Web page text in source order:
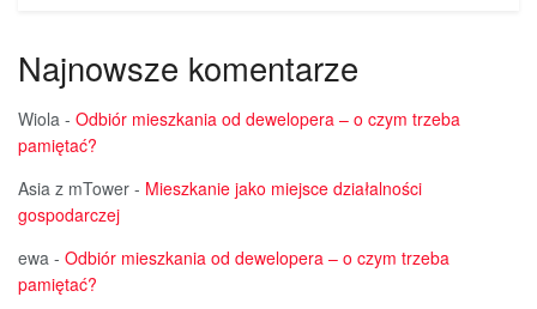
Najnowsze komentarze
Wiola - Odbiór mieszkania od dewelopera – o czym trzeba
pamiętać?
Asia z mTower - Mieszkanie jako miejsce działalności
gospodarczej
ewa - Odbiór mieszkania od dewelopera – o czym trzeba
pamiętać?